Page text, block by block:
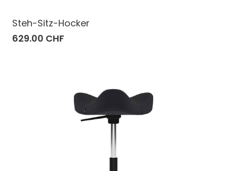
Steh-Sitz-Hocker
629.00 CHF